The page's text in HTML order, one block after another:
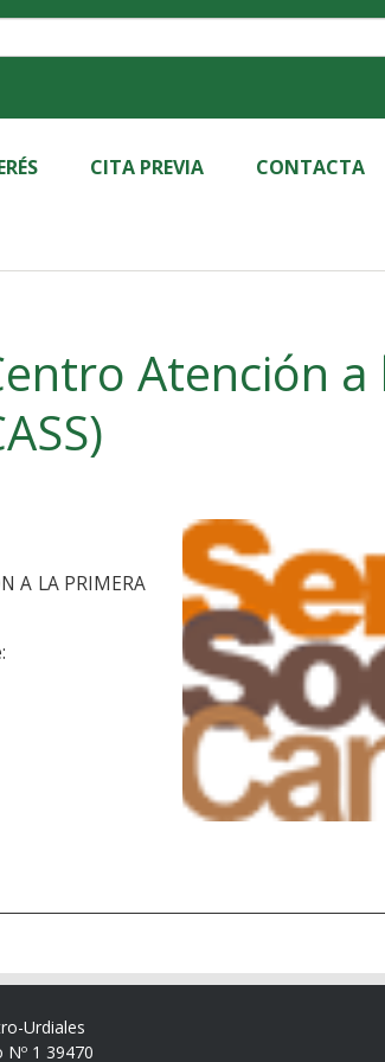
CITA PREVIA CONTACTA
Atención a
A LA PRIMERA
Urdiales
1 39470